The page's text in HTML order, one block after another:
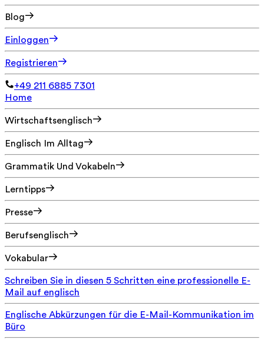
Blog
Einloggen
Registrieren
+49 211 6885 7301
Home
Wirtschaftsenglisch
Englisch Im Alltag
Grammatik Und Vokabeln
Lerntipps
Presse
Berufsenglisch
Vokabular
Schreiben Sie in diesen 5 Schritten eine professionelle E-
Mail auf englisch
Englische Abkürzungen für die E-Mail-Kommunikation im
Büro